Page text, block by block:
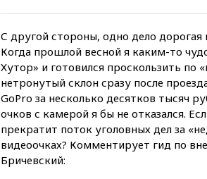
С другой стороны, одно дело
Когда прошлой весной я каким-то
Хутор» и готовился проскользить
нетронутый склон сразу после
GoPro за несколько десятков тысяч
очков с камерой я бы не отказался.
прекратит поток уголовных дел за
видеоочках? Комментирует гид по
Бричевский: